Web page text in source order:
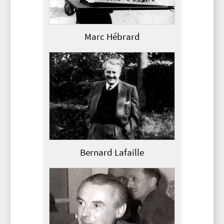
Marc Hébrard
Bernard Lafaille